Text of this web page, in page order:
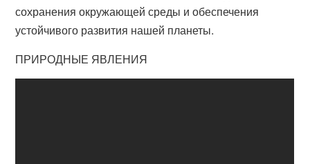
сохранения окружающей среды и обеспечения
устойчивого развития нашей планеты.
ПРИРОДНЫЕ ЯВЛЕНИЯ